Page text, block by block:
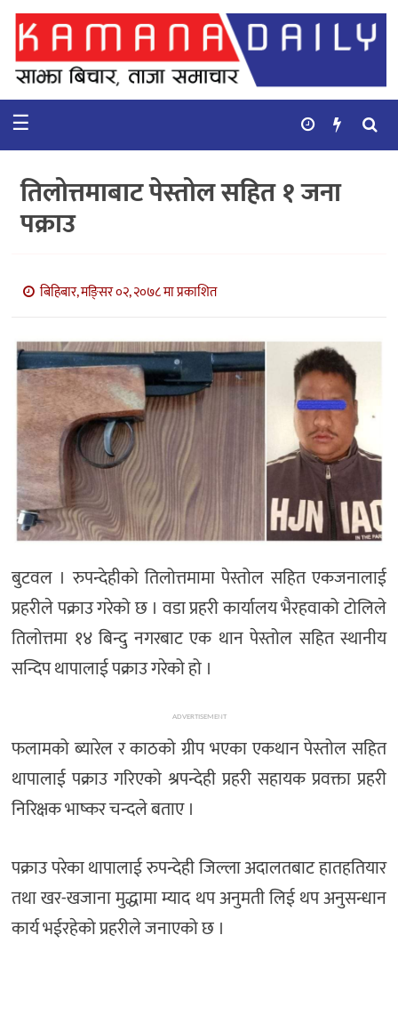
गृहपृष्ठ
समाचार
कुटनिती
कुराकानी
बाणिज्य
सिफारिस
☰
तिलोत्तमाबाट पेस्तोल सहित १ जना
पक्राउ
बिहिबार, मङि्सर ०२, २०७८ मा प्रकाशित
बुटवल । रुपन्देहीको तिलोत्तमामा पेस्तोल सहित एकजनालाई
प्रहरीले पक्राउ गरेको छ । वडा प्रहरी कार्यालय भैरहवाको टोलिले
तिलोत्तमा १४ बिन्दु नगरबाट एक थान पेस्तोल सहित स्थानीय
सन्दिप थापालाई पक्राउ गरेको हो ।
ADVERTISEMENT
फलामको ब्यारेल र काठको ग्रीप भएका एकथान पेस्तोल सहित
थापालाई पक्राउ गरिएको श्रपन्देही प्रहरी सहायक प्रवक्ता प्रहरी
निरिक्षक भाष्कर चन्दले बताए ।
पक्राउ परेका थापालाई रुपन्देही जिल्ला अदालतबाट हातहतियार
तथा खर-खजाना मुद्धामा म्याद थप अनुमती लिई थप अनुसन्धान
कार्य भईरहेको प्रहरीले जनाएको छ ।